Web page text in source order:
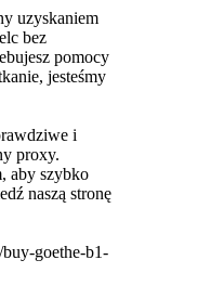
uzyskaniem
bez
pomocy
jesteśmy
i
proxy.
aby szybko
naszą stronę
buy-goethe-b1-